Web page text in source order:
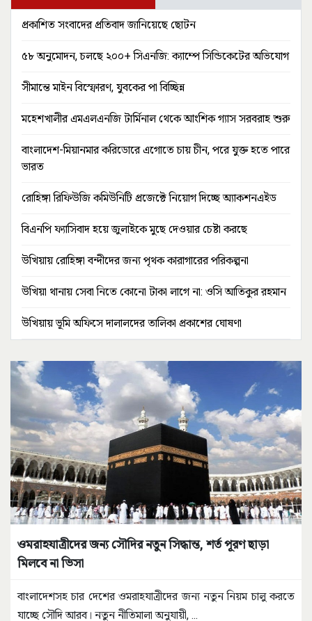
প্রকাশিত সংবাদের প্রতিবাদ জানিয়েছে ছোটন
৫৮ অনুমোদন, চলছে ২০০+ সিএনজি: ক্যাম্পে সিন্ডিকেটের অভিযোগ
সীমান্তে মাইন বিস্ফোরণ, যুবকের পা বিচ্ছিন্ন
মহেশখালীর এমএলএনজি টার্মিনাল থেকে আংশিক গ্যাস সরবরাহ শুরু
বাংলাদেশ-মিয়ানমার করিডোরে এগোতে চায় চীন, পরে যুক্ত হতে পারে
ভারত
রোহিঙ্গা রিফিউজি কমিউনিটি প্রজেক্টে নিয়োগ দিচ্ছে অ্যাকশনএইড
বিএনপি ফ্যাসিবাদ হয়ে জুলাইকে মুছে দেওয়ার চেষ্টা করছে
উখিয়ায় রোহিঙ্গা বন্দীদের জন্য পৃথক কারাগারের পরিকল্পনা
উখিয়া থানায় সেবা নিতে কোনো টাকা লাগে না: ওসি আতিকুর রহমান
উখিয়ায় ভূমি অফিসে দালালদের তালিকা প্রকাশের ঘোষণা
ওমরাহযাত্রীদের জন্য সৌদির নতুন সিদ্ধান্ত, শর্ত পূরণ ছাড়া
মিলবে না ভিসা
বাংলাদেশসহ চার দেশের ওমরাহযাত্রীদের জন্য নতুন নিয়ম চালু করতে
যাচ্ছে সৌদি আরব। নতুন নীতিমালা অনুযায়ী, ...